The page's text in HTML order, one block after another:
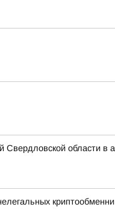
Свердловской области в